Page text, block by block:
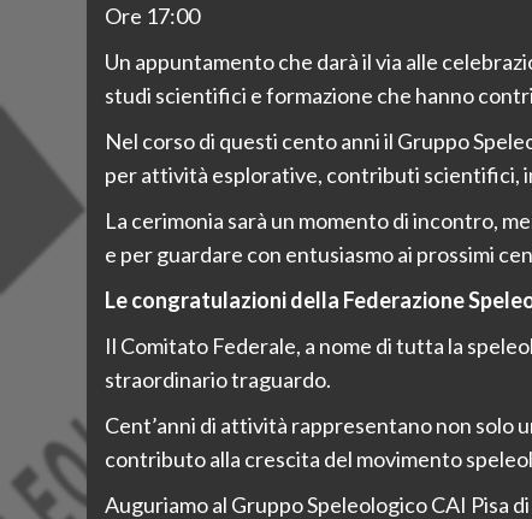
Ore 17:00
Un appuntamento che darà il via alle
studi scientifici e formazione che hanno
Nel corso di questi cento anni il Gruppo
per attività esplorative, contributi scientifici,
La cerimonia sarà un momento di incontro,
e per guardare con entusiasmo ai prossimi
Le congratulazioni della Federazione
Il Comitato Federale, a nome di tutta la
straordinario traguardo.
Cent’anni di attività rappresentano non solo
contributo alla crescita del movimento
Auguriamo al Gruppo Speleologico CAI Pisa